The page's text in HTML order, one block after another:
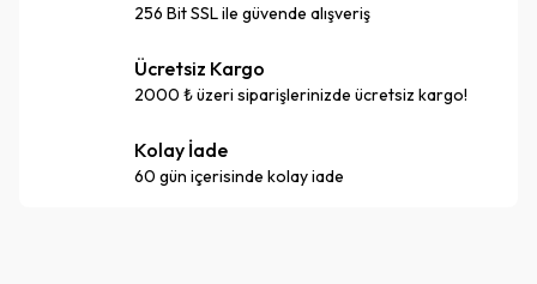
256 Bit SSL ile güvende alışveriş
Ücretsiz Kargo
2000 ₺ üzeri siparişlerinizde ücretsiz kargo!
Kolay İade
60 gün içerisinde kolay iade